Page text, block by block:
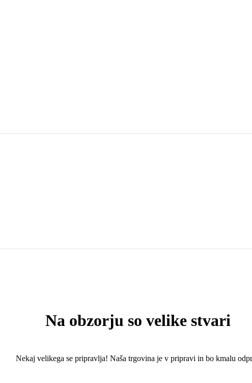
Na obzorju so velike stvari
Nekaj ​​velikega se pripravlja! Naša trgovina je v pripravi in ​​bo kmalu